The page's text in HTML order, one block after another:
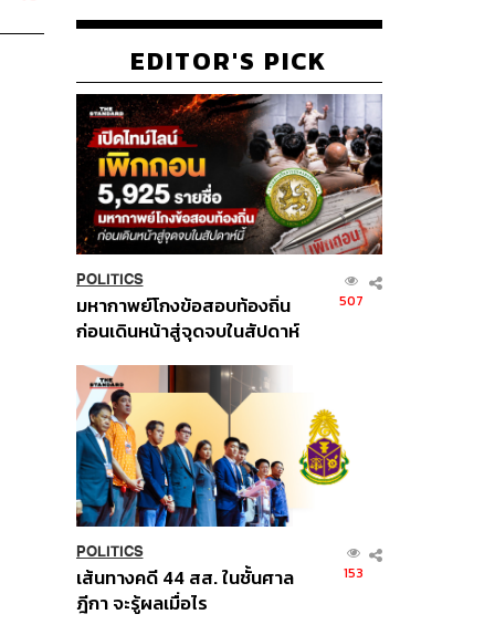
EDITOR'S PICK
POLITICS
มหากาพย์โกงข้อสอบท้องถิ่น
ก่อนเดินหน้าสู่จุดจบในสัปดาห์
507
POLITICS
เส้นทางคดี 44 สส. ในชั้นศาล
ฎีกา จะรู้ผลเมื่อไร
153